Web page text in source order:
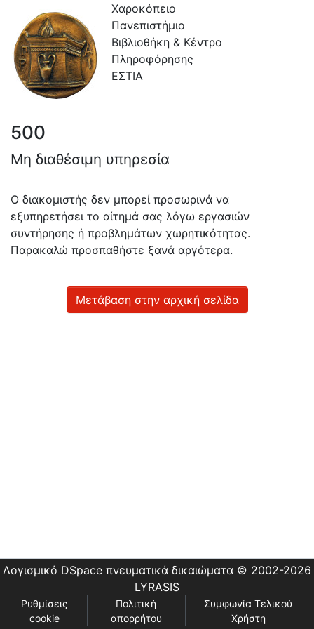
Χαροκόπειο
Πανεπιστήμιο
Βιβλιοθήκη & Κέντρο
Πληροφόρησης
ΕΣΤΙΑ
Πληροφορίες
Επικοινωνία
Υπηρεσίες
Αυτοαπόθεσης
Ανοιχτά
Δεδομένα
500
Μη διαθέσιμη υπηρεσία
Ο διακομιστής δεν μπορεί προσωρινά να
εξυπηρετήσει το αίτημά σας λόγω εργασιών
συντήρησης ή προβλημάτων χωρητικότητας.
Παρακαλώ προσπαθήστε ξανά αργότερα.
Μετάβαση στην αρχική σελίδα
Λογισμικό DSpace πνευματικά δικαιώματα © 2002-2026
LYRASIS
Ρυθμίσεις
cookie
Πολιτική
απορρήτου
Συμφωνία Τελικού
Χρήστη